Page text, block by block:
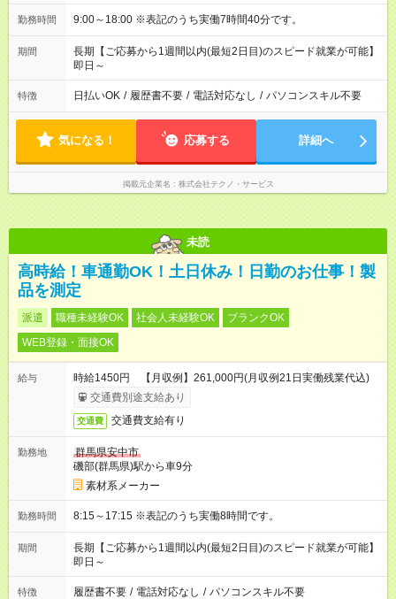
勤務時間 9:00～18:00 ※表記のうち実働7時間40分です。
期間
長期【ご応募から1週間以内(最短2日目)のスピード就業が可能】
即日～
特徴 日払いOK / 履歴書不要 / 電話対応なし / パソコンスキル不要
気になる！ 応募する 詳細へ
掲載元企業名 株式会社テクノ・サービス
未読
高時給！車通勤OK！土日休み！日勤のお仕事！製
品を測定
派遣 職種未経験OK 社会人未経験OK
ブランクOK
WEB登録・面接OK
給与
時給1450円 【月収例】261,000円(月収例21日実働残業代込)
交通費別途支給あり
交通費 交通費支給有り
勤務地
群馬県安中市
磯部(群馬県)駅から車9分
素材系メーカー
勤務時間 8:15～17:15 ※表記のうち実働8時間です。
期間
長期【ご応募から1週間以内(最短2日目)のスピード就業が可能】
即日～
特徴 履歴書不要 / 電話対応なし / パソコンスキル不要